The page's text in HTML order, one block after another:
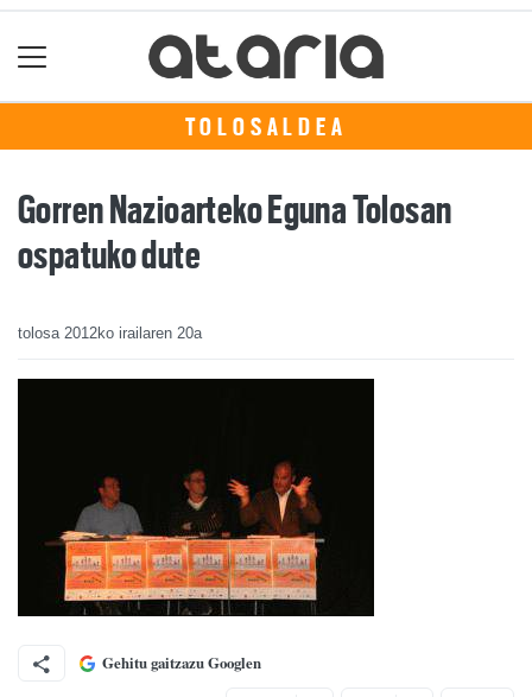
TOLOSALDEA
Gorren Nazioarteko Eguna Tolosan
ospatuko dute
tolosa 2012ko irailaren 20a
Gehitu gaitzazu Googlen